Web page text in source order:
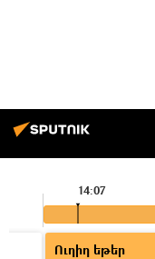
14:07
Ուղիղ եթեր